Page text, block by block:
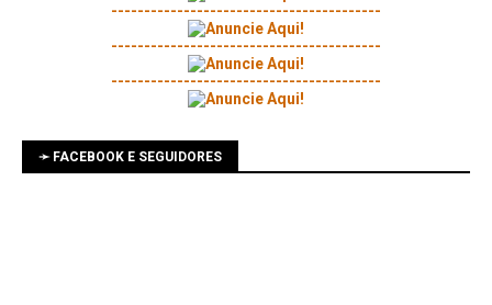
-----------------------------------------
-----------------------------------------
-----------------------------------------
➛ FACEBOOK E SEGUIDORES